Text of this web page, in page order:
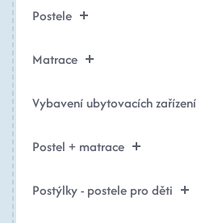
Postele
Matrace
Vybavení ubytovacích zařízení
Postel + matrace
Postýlky - postele pro děti